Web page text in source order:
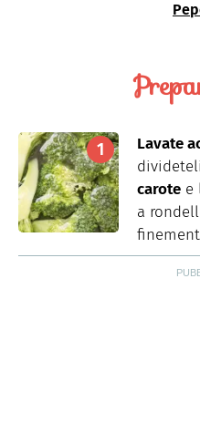
Lavate
carote e
a